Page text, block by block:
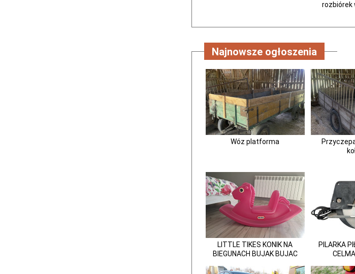
rozbiórek
Najnowsze ogłoszenia
Wóz platforma
LITTLE TIKES KONIK NA
BIEGUNACH BUJAK BUJAC
PILARKA